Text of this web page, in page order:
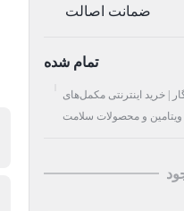
ضمانت اصالت
تمام شده
| خرید اینترنتی مکمل‌های
ویتامین و محصولات سلامت